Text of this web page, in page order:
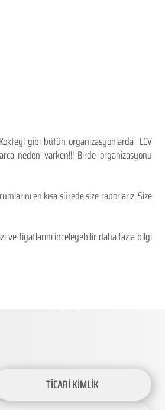
Kokteyl gibi bütün organizasyonlarda LCV
neden varken!!! Birde organizasyonu
en kısa sürede size raporlarız. Size
ve fiyatlarını inceleyebilir daha fazla bilgi
TİCARİ KİMLİK